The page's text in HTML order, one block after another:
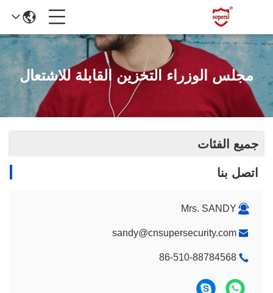
مجلس الوزراء التخزين القابلة للاشتعال
جميع الفئات
اتصل بنا
Mrs. SANDY
sandy@cnsupersecurity.com
86-510-88784568